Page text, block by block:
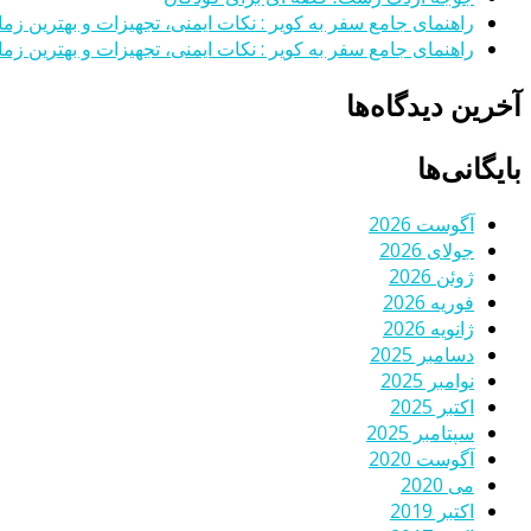
راهنمای جامع سفر به کویر : نکات ایمنی، تجهیزات و بهترین
راهنمای جامع سفر به کویر : نکات ایمنی، تجهیزات و بهترین
آخرین دیدگاه‌ها
بایگانی‌ها
آگوست 2026
جولای 2026
ژوئن 2026
فوریه 2026
ژانویه 2026
دسامبر 2025
نوامبر 2025
اکتبر 2025
سپتامبر 2025
آگوست 2020
می 2020
اکتبر 2019